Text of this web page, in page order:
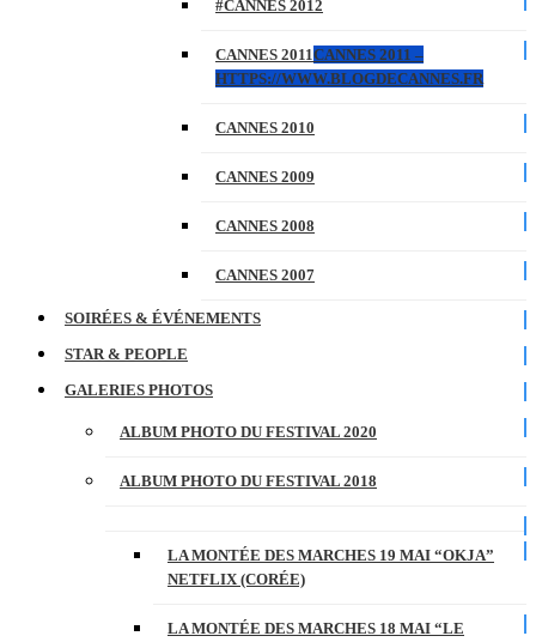
#CANNES 2012
CANNES 2011CANNES 2011 –
HTTPS://WWW.BLOGDECANNES.FR
CANNES 2010
CANNES 2009
CANNES 2008
CANNES 2007
SOIRÉES & ÉVÉNEMENTS
STAR & PEOPLE
GALERIES PHOTOS
ALBUM PHOTO DU FESTIVAL 2020
ALBUM PHOTO DU FESTIVAL 2018
LA MONTÉE DES MARCHES 19 MAI “OKJA”
NETFLIX (CORÉE)
LA MONTÉE DES MARCHES 18 MAI “LE